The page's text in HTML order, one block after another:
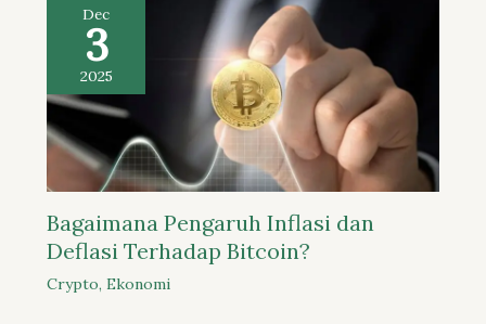
Dec
3
2025
Bagaimana Pengaruh Inflasi dan
Deflasi Terhadap Bitcoin?
Crypto, Ekonomi